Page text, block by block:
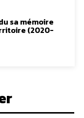
sa mémoire
(2020-